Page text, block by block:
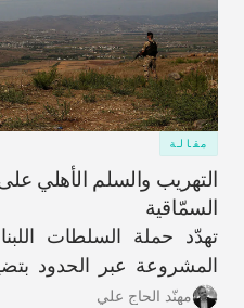
مقالة
التهريب والسلم الأهلي على
السمّاقية
تهدّد حملة السلطات
المشروعة عبر الحدود
شريحةٍ واسعة من سكان هذه
مهنّد الحاج علي